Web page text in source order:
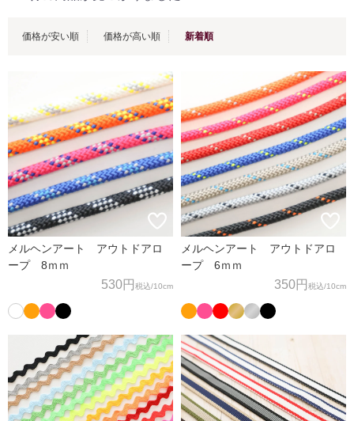
価格が安い順 価格が高い順 新着順
メルヘンアート アウトドアロ
ープ 8ｍｍ
530円 税込/10cm
メルヘンアート アウトドアロ
ープ 6ｍｍ
350円 税込/10cm